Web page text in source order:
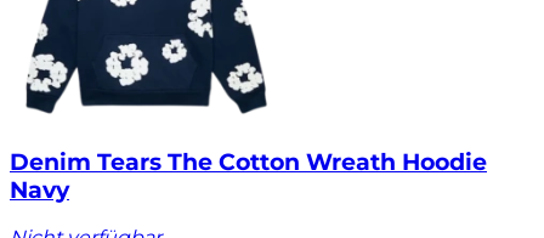
Denim Tears The Cotton Wreath Hoodie
Navy